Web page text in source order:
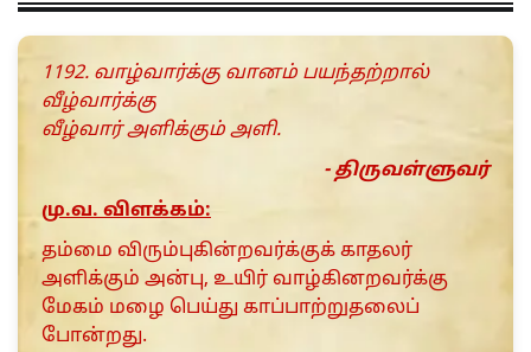
1192. வாழ்வார்க்கு வானம் பயந்தற்றால்
வீழ்வார்க்கு
வீழ்வார் அளிக்கும் அளி.
- திருவள்ளுவர்
மு.வ. விளக்கம்:
தம்மை விரும்புகின்றவர்க்குக் காதலர்
அளிக்கும் அன்பு, உயிர் வாழ்கினறவர்க்கு
மேகம் மழை பெய்து காப்பாற்றுதலைப்
போன்றது.